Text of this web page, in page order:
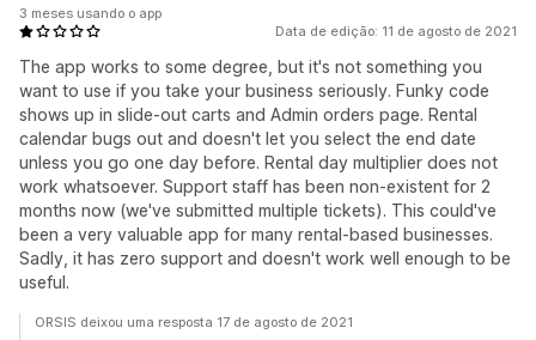
Data de edição: 11 de agosto de 2021
The app works to some degree, but it's not something you
want to use if you take your business seriously. Funky code
shows up in slide-out carts and Admin orders page. Rental
calendar bugs out and doesn't let you select the end date
unless you go one day before. Rental day multiplier does not
work whatsoever. Support staff has been non-existent for 2
months now (we've submitted multiple tickets). This could've
been a very valuable app for many rental-based businesses.
Sadly, it has zero support and doesn't work well enough to be
useful.
3 meses usando o app
ORSIS deixou uma resposta 17 de agosto de 2021